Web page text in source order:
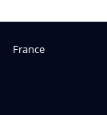
France